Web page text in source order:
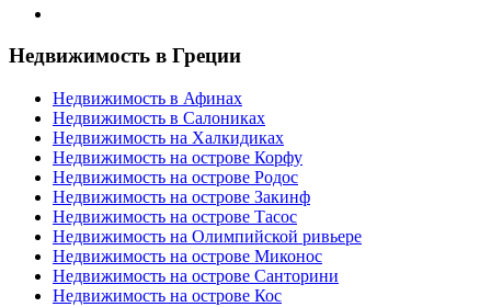
Недвижимость в Греции
Недвижимость в Афинах
Недвижимость в Салониках
Недвижимость на Халкидиках
Недвижимость на острове Корфу
Недвижимость на острове Родос
Недвижимость на острове Закинф
Недвижимость на острове Тасос
Недвижимость на Олимпийской ривьере
Недвижимость на острове Миконос
Недвижимость на острове Санторини
Недвижимость на острове Кос